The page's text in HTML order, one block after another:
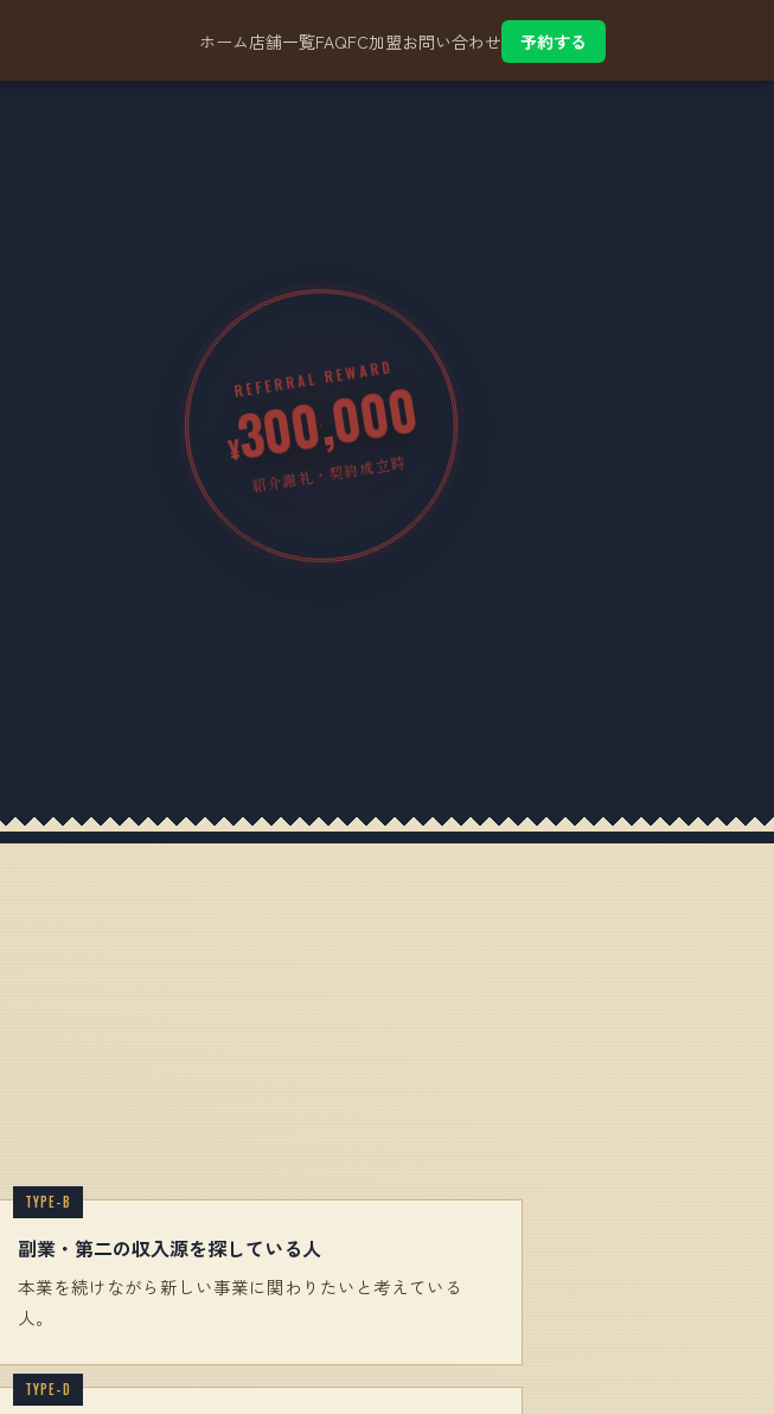
ホーム店舗一覧FAQFC加盟お問い合わせ 予約する
REFERRAL REWARD
¥
300,000
紹介謝礼・契約成立時
副業・第二の収入源を探している人
本業を続けながら新しい事業に関わりたいと考えている
人。